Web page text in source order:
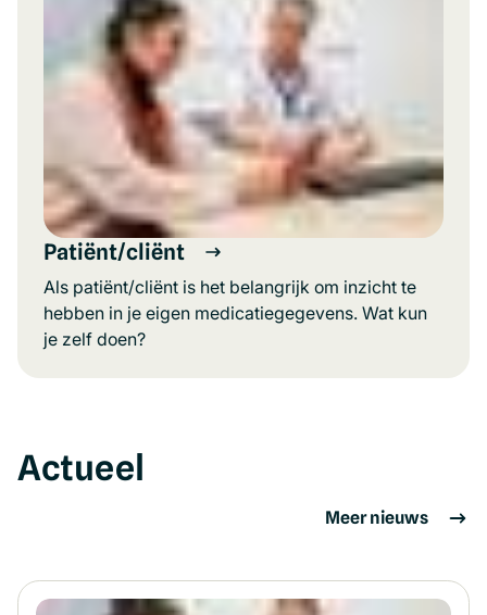
Patiënt/cliënt
Als patiënt/cliënt is het belangrijk om inzicht te
hebben in je eigen medicatiegegevens. Wat kun
je zelf doen?
Actueel
Meer nieuws